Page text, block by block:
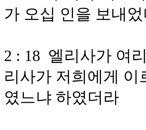
가 오십 인을 보내
2 : 18 엘리사가 여
리사가 저희에게
였느냐 하였더라